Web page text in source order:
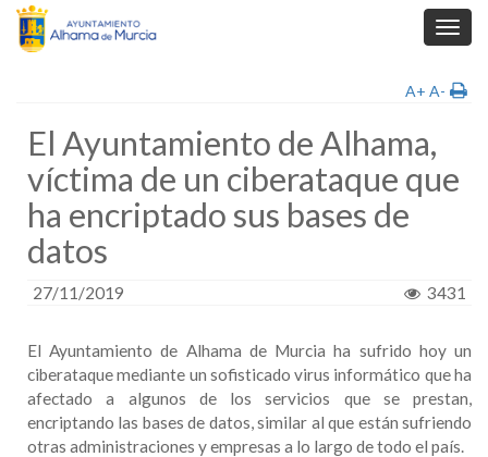
A+ A-
El Ayuntamiento de Alhama,
víctima de un ciberataque que
ha encriptado sus bases de
datos
27/11/2019 3431
El Ayuntamiento de Alhama de Murcia ha sufrido hoy un
ciberataque mediante un sofisticado virus informático que ha
afectado a algunos de los servicios que se prestan,
encriptando las bases de datos, similar al que están sufriendo
otras administraciones y empresas a lo largo de todo el país.